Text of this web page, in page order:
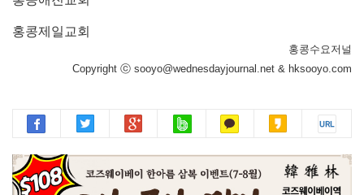
홍콩제일교회
홍콩수요저널
Copyright ⓒ sooyo@wednesdayjournal.net & hksooyo.com